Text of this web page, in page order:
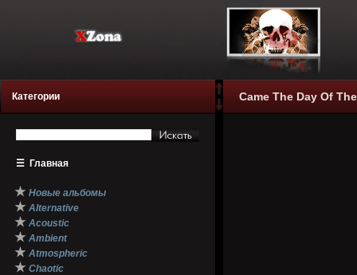
Категории
☰ Главная
★ Новые альбомы
★ Alternative
★ Acoustic
★ Ambient
★ Atmospheric
★ Chaotic
Came The Day Of